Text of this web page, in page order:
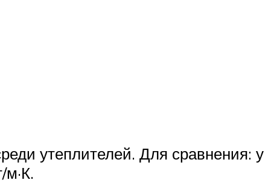
утеплителей. Для сравнения: у